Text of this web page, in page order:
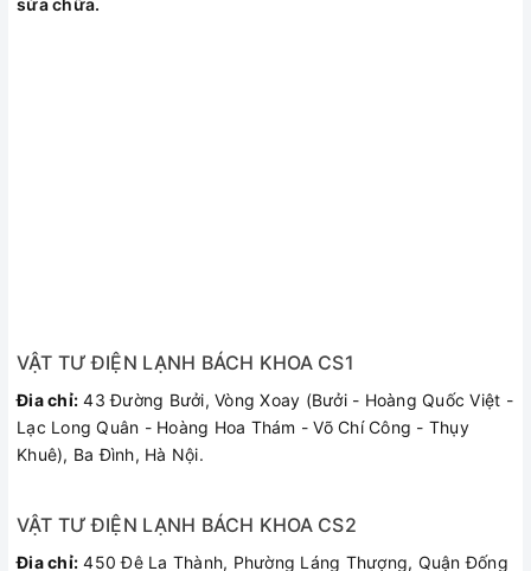
Lò có chân đế chống trượt lắp đặt an toàn, chắc chắn
trên mặt bàn
sản phẩm đẹp, tiện lợi, thương hiệu tốt, giá tốt dễ tiêu dùng.
sửa chữa.
VẬT TƯ ĐIỆN LẠNH BÁCH KHOA CS1
Đia chỉ: 43 Đường Bưởi, Vòng Xoay (Bưởi - Hoàng Quốc Việt -
Lạc Long Quân - Hoàng Hoa Thám - Võ Chí Công - Thụy
Khuê), Ba Đình, Hà Nội.
VẬT TƯ ĐIỆN LẠNH BÁCH KHOA CS2
Đia chỉ: 450 Đê La Thành, Phường Láng Thượng, Quận Đống